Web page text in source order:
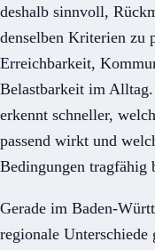
deshalb sinnvoll,
denselben Kriterien zu
Erreichbarkeit,
Belastbarkeit im
erkennt schneller,
passend wirkt und
Bedingungen tragfähig
Gerade im Baden-
regionale